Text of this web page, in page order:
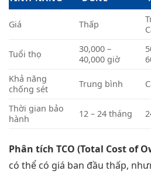
Giá Thấp
Tuổi thọ
30,000 –
40,000 giờ
Khả năng
chống sét
Trung bình
Thời gian bảo
hành
12 – 24 tháng
Phân tích TCO (Total Cost of
có thể có giá ban đầu thấp,